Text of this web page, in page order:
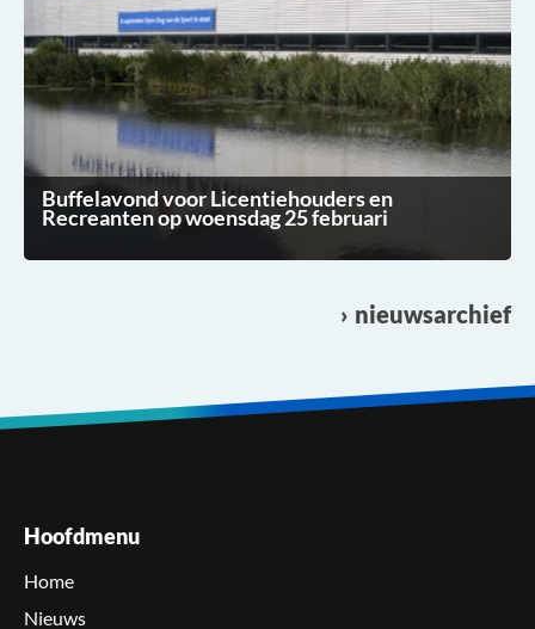
Buffelavond voor Licentiehouders en
Recreanten op woensdag 25 februari
nieuwsarchief
Hoofdmenu
Home
Nieuws